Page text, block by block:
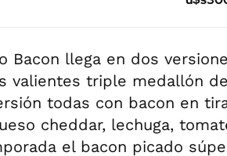
Bacon llega en dos
valientes triple medallón
todas con bacon en
cheddar, lechuga,
el bacon picado